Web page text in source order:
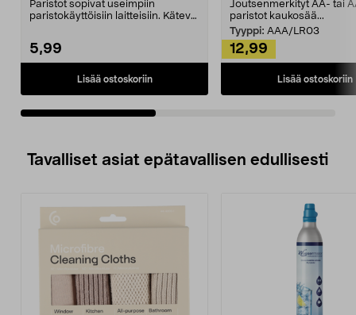
Paristot sopivat useimpiin
paristokäyttöisiin laitteisiin. Kätevä
5,99
Lisää ostoskoriin
Joutsenmerkityt AA- tai
paristot kaukosää...
Tyyppi: AAA/LR03
12,99
Lisää ostoskoriin
Tavalliset asiat epätavallisen edullisesti